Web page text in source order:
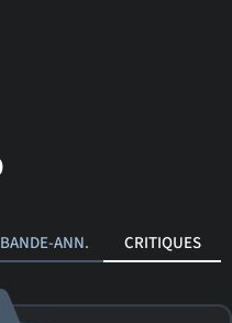
BANDE-ANN. CRITIQUES